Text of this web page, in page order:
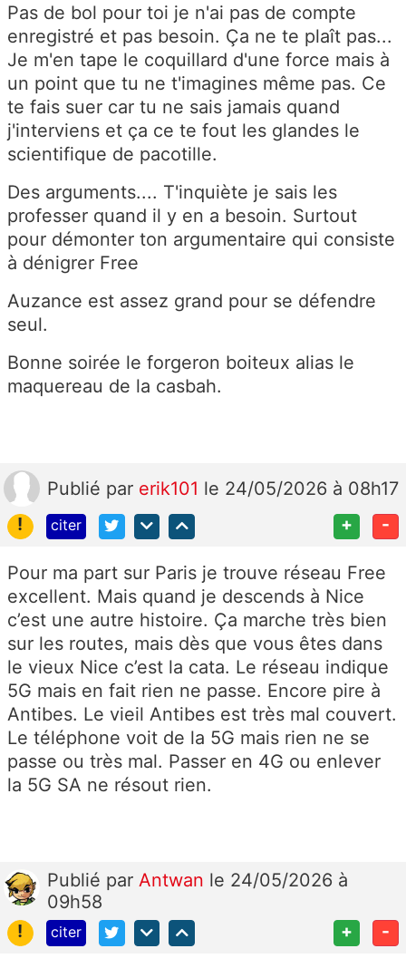
Pas de bol pour toi je n'ai pas de compte
enregistré et pas besoin. Ça ne te plaît pas...
Je m'en tape le coquillard d'une force mais à
un point que tu ne t'imagines même pas. Ce
te fais suer car tu ne sais jamais quand
j'interviens et ça ce te fout les glandes le
scientifique de pacotille.
Des arguments.... T'inquiète je sais les
professer quand il y en a besoin. Surtout
pour démonter ton argumentaire qui consiste
à dénigrer Free
Auzance est assez grand pour se défendre
seul.
Bonne soirée le forgeron boiteux alias le
maquereau de la casbah.
Publié par erik101 le 24/05/2026 à 08h17
!
citer + -
Pour ma part sur Paris je trouve réseau Free
excellent. Mais quand je descends à Nice
c’est une autre histoire. Ça marche très bien
sur les routes, mais dès que vous êtes dans
le vieux Nice c’est la cata. Le réseau indique
5G mais en fait rien ne passe. Encore pire à
Antibes. Le vieil Antibes est très mal couvert.
Le téléphone voit de la 5G mais rien ne se
passe ou très mal. Passer en 4G ou enlever
la 5G SA ne résout rien.
Publié par Antwan le 24/05/2026 à
09h58
!
citer + -